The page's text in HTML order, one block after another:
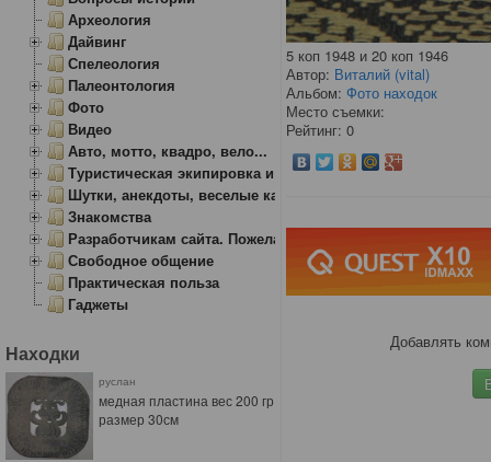
5 коп 1948 и 20 коп 1946
Автор: Виталий (vital)
Альбом:Фото находок
Место съемки:
Рейтинг: 0
Добавлять
Археология
Дайвинг
Спелеология
Палеонтология
Фото
Видео
Авто, мотто, квадро, вело...
Туристическая экипировка и снаряжение
Шутки, анекдоты, веселые картинки
Знакомства
Разработчикам сайта. Пожелания, замечания.
Свободное общение
Практическая польза
Гаджеты
Находки
руслан
медная пластина вес 200 гр
размер 30см